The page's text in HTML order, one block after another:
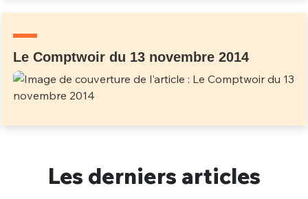
Le Comptwoir du 13 novembre 2014
Les derniers articles